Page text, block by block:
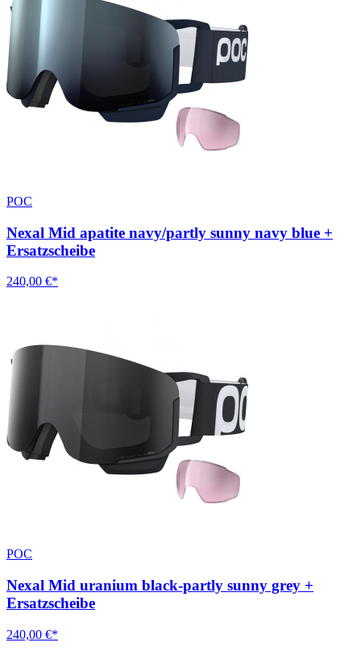
POC
Nexal Mid apatite navy/partly sunny navy blue +
Ersatzscheibe
240,00 €*
POC
Nexal Mid uranium black-partly sunny grey +
Ersatzscheibe
240,00 €*